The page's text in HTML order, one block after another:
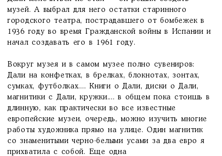
музей. А выбрал для него остатки старинного
городского театра, пострадавшего от бомбежек в
1936 году во время Гражданской войны в Испании и
начал создавать его в 1961 году.
Вокруг музея и в самом музее полно сувениров:
Дали на конфетках, в брелках, блокнотах, зонтах,
сумках, футболках.... Книги о Дали, диски о Дали,
магнитики с Дали, кружки.... в общем пока стоишь в
длинную, как практически во все известные
европейские музеи, очередь, можно изучить многие
работы художника прямо на улице. Один магнитик
со знаменитыми черно-белыми усами за два евро я
прихватила с собой. Еще одна